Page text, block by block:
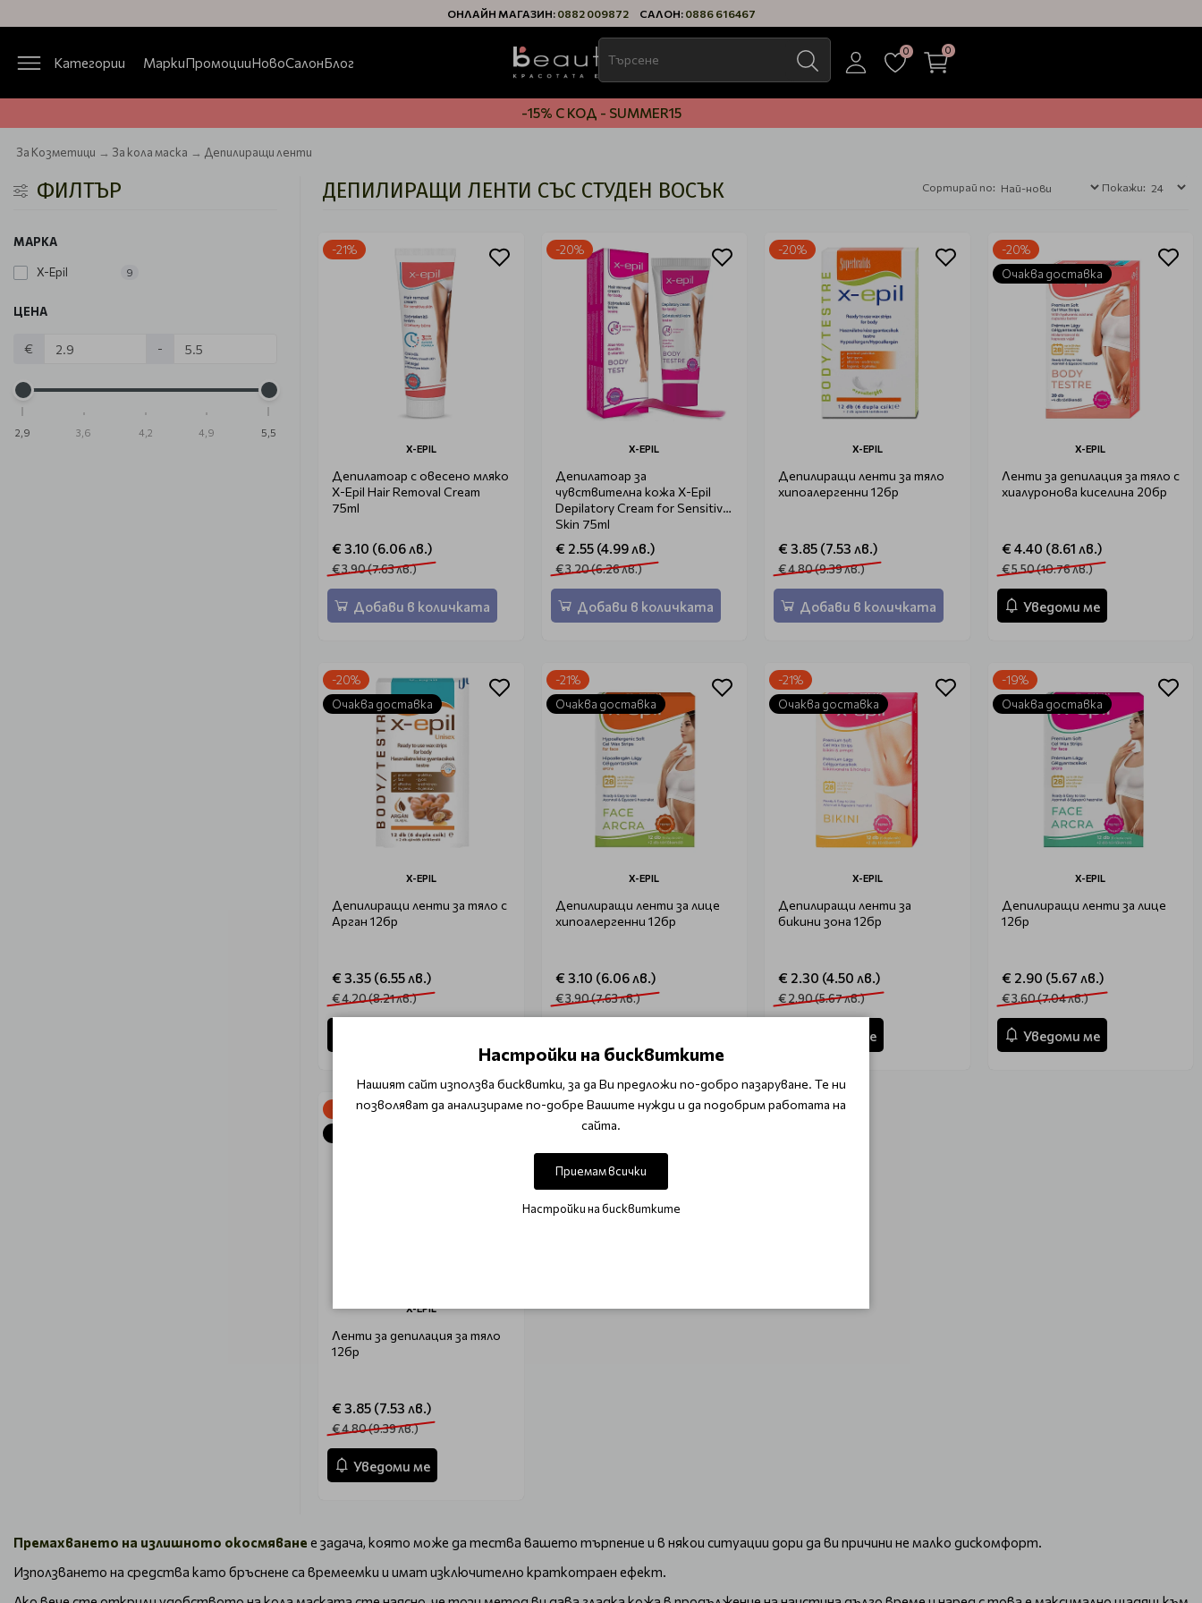
ОНЛАЙН МАГАЗИН: 0882 009872 САЛОН: 0886 616467
Категории МаркиПромоцииНовоСалонБлог
0 0
-15% С КОД - SUMMER15
За Козметици За кола маска Депилиращи ленти
ФИЛТЪР
МАРКА
X-Epil 9
ЦЕНА
€ -
2,9 3,6 4,2 4,9 5,5
ДЕПИЛИРАЩИ ЛЕНТИ СЪС СТУДЕН ВОСЪК Сортирай по: Покажи:
-21%
X-EPIL
Депилатоар с овесено мляко
X-Epil Hair Removal Cream
75ml
€ 3.10 (6.06 лв.)
€ 3.90 (7.63 лв.)
Добави в количката
-20%
X-EPIL
Депилатоар за
чувствителна кожа X-Epil
Depilatory Cream for Sensitive
Skin 75ml
€ 2.55 (4.99 лв.)
€ 3.20 (6.26 лв.)
Добави в количката
-20%
X-EPIL
Депилиращи ленти за тяло
хипоалергенни 12бр
€ 3.85 (7.53 лв.)
€ 4.80 (9.39 лв.)
Добави в количката
-20%
Очаква доставка
X-EPIL
Ленти за депилация за тяло с
хиалуронова киселина 20бр
€ 4.40 (8.61 лв.)
€ 5.50 (10.76 лв.)
Уведоми ме
-20%
Очаква доставка
X-EPIL
Депилиращи ленти за тяло с
Арган 12бр
€ 3.35 (6.55 лв.)
€ 4.20 (8.21 лв.)
-21%
Очаква доставка
X-EPIL
Депилиращи ленти за лице
хипоалергенни 12бр
€ 3.10 (6.06 лв.)
€ 3.90 (7.63 лв.)
-21%
Очаква доставка
X-EPIL
Депилиращи ленти за
бикини зона 12бр
€ 2.30 (4.50 лв.)
€ 2.90 (5.67 лв.)
Уведоми ме
-19%
Очаква доставка
X-EPIL
Депилиращи ленти за лице
12бр
€ 2.90 (5.67 лв.)
€ 3.60 (7.04 лв.)
Уведоми ме
-20%
X-EPIL
Ленти за депилация за тяло
12бр
€ 3.85 (7.53 лв.)
€ 4.80 (9.39 лв.)
Уведоми ме
Премахването на излишното окосмяване е задача, която може да тества вашето търпение и в някои ситуации дори да ви причини не малко дискомфорт.
Използването на средства като бръснене са времеемки и имат изключително краткотраен ефект.
Настройки на бисквитките
Нашият сайт използва бисквитки, за да Ви предложи по-добро пазаруване. Те ни
позволяват да анализираме по-добре Вашите нужди и да подобрим работата на
сайта.
Приемам всички
Настройки на бисквитките